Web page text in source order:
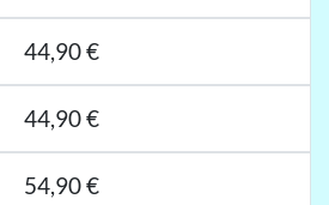
44,90 €
44,90 €
54,90 €